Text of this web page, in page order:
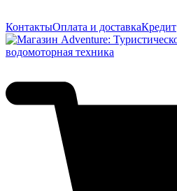
КонтактыОплата и доставкаКредит